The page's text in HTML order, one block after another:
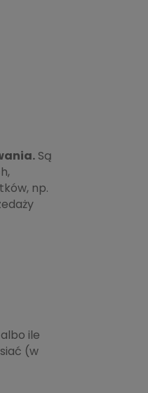
Są
np.
ile
(w